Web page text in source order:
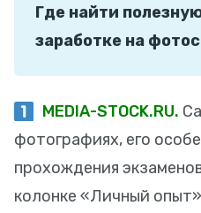
Где найти
заработке на
MEDIA-STOCK.RU.
фотографиях, его
прохождения
колонке «Личный